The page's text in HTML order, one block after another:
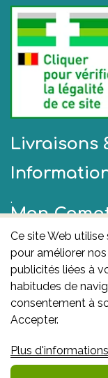
Livraisons
Ce site Web
pour améliorer
publicités liées à
habitudes de
consentement à
Accepter.
Plus d'informations
.
Mon
Liens
AFMPS
L'AFMPS est
médicaments et
médicaments et
Avenue Galilée 5/